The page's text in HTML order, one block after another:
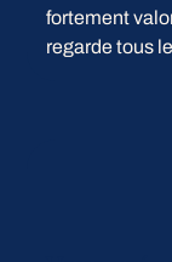
fortement
regarde tous